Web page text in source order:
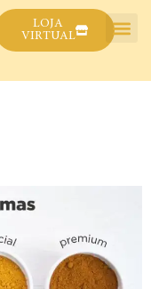
LOJA
VIRTUAL